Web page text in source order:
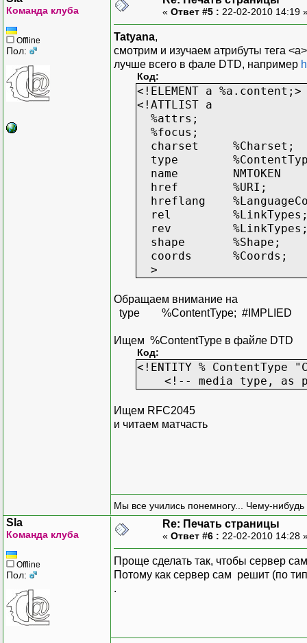
Команда клуба
Offline
Пол:
« Ответ #5 : 22-02-2010 14:19
Tatyana,
смотрим и изучаем атрибуты тега <a>
лучше всего в фале DTD, например
Код:
<!ELEMENT a %a.content;>
<!ATTLIST a
%attrs;
%focus;
charset %Charset;
type
name NMTOKEN
href %URI;
hreflang
rel %LinkTypes;
rev %LinkTypes;
shape
coords %Coords;
>
Обращаем внимание на
type %ContentType; #IMPLIED
Ищем %ContentType в файле DTD
Код:
<!ENTITY % ContentType
<!-- media type, as
Ищем RFC2045
и читаем матчасть
Мы все учились понемногу... Чему-нибудь
Sla
Команда клуба
Offline
Пол:
Re: Печать страницы
« Ответ #6 : 22-02-2010 14:28
Проще сделать так, чтобы сервер
Потому как сервер сам решит (по
.